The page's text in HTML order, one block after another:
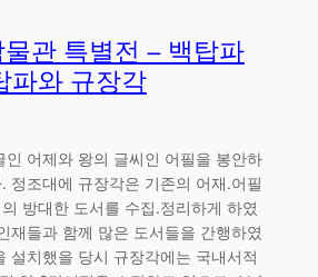
관 특별전 – 백탑파
파와 규장각
인 어제와 왕의 글씨인 어필을 봉안하
정조대에 규장각은 기존의 어재.어필
방대한 도서를 수집.정리하게 하였
재들과 함께 많은 도서들을 간행하였
설치했을 당시 규장각에는 국내서적